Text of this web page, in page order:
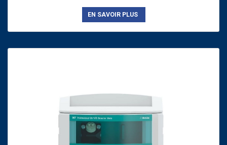
EN SAVOIR PLUS